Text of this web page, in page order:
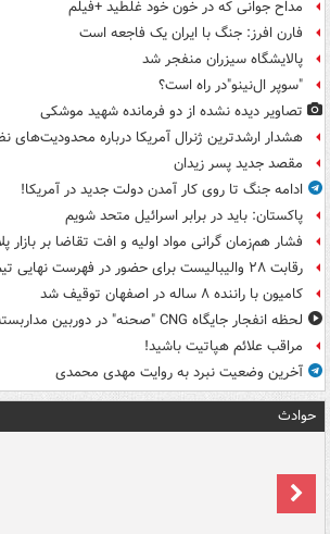
مداح جوانی که در خون خود غلطید +فیلم
فارن افرز: جنگ با ایران یک فاجعه است
پالایشگاه سیزران منفجر شد
"سوپر ال‌نینو"در راه است؟
تصاویر دیده‌ نشده از دو فرمانده شهید موشکی
هشدار ارشدترین ژنرال آمریکا درباره محدودیت‌های
مقصد جدید پسر زیدان
ادامه جنگ تا روی کار آمدن دولت جدید در آمریکا!
پاکستان: باید در برابر اسرائیل متحد شویم
فشار هم‌زمان گرانی مواد اولیه و افت تقاضا بر بازار
رقابت ۲۸ والیبالیست برای حضور در فهرست نهایی تیم ملی
کامیون با راننده ۸ ساله در اصفهان توقیف شد
لحظه انفجار جایگاه CNG "صحنه" در دوربین مداربسته
مراقب علائم هپاتیت باشید!
آخرین وضعیت نبرد به روایت مهدی محمدی
حوادث